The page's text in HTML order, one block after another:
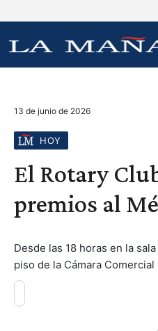
13 de junio de 2026
HOY
El Rotary
premios al
Desde las 18 horas en la
piso de la Cámara